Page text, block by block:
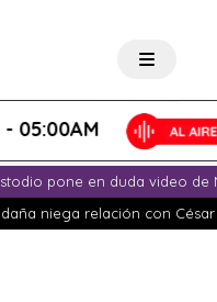
pone en duda video de
niega relación con